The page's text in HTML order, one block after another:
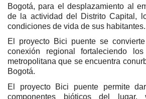
Bogotá, para el desplazamiento al
de la actividad del Distrito Capital,
condiciones de vida de sus habitantes.
El proyecto Bici puente se
conexión regional fortaleciendo
metropolitana que se encuentra
Bogotá.
El proyecto Bici puente permite
componentes bióticos del lugar,